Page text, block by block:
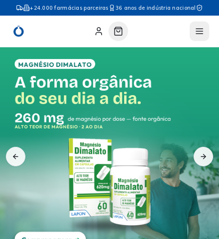
+24.000 farmácias parceiras 36 anos de indústria nacional